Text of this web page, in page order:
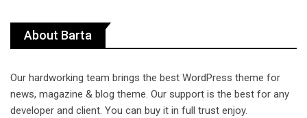
About Barta
Our hardworking team brings the best WordPress theme for
news, magazine & blog theme. Our support is the best for any
developer and client. You can buy it in full trust enjoy.